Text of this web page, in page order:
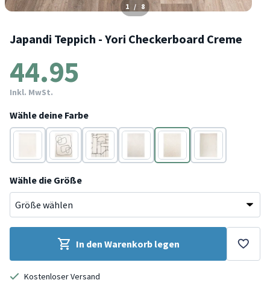
1 / 8
Japandi Teppich - Yori Checkerboard Creme
44.95
Inkl. MwSt.
Wähle deine Farbe
Creme Creme Creme Creme Creme
Creme
Wähle die Größe
In den Warenkorb legen
Kostenloser Versand